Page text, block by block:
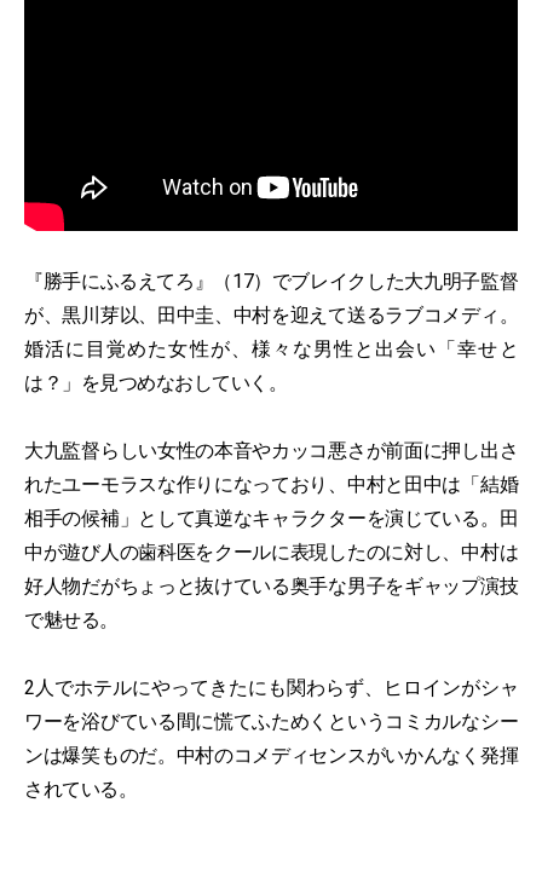
『勝手にふるえてろ』（17）でブレイクした大九明子監督
が、黒川芽以、田中圭、中村を迎えて送るラブコメディ。
婚活に目覚めた女性が、様々な男性と出会い「幸せと
は？」を見つめなおしていく。
大九監督らしい女性の本音やカッコ悪さが前面に押し出さ
れたユーモラスな作りになっており、中村と田中は「結婚
相手の候補」として真逆なキャラクターを演じている。田
中が遊び人の歯科医をクールに表現したのに対し、中村は
好人物だがちょっと抜けている奥手な男子をギャップ演技
で魅せる。
2人でホテルにやってきたにも関わらず、ヒロインがシャ
ワーを浴びている間に慌てふためくというコミカルなシー
ンは爆笑ものだ。中村のコメディセンスがいかんなく発揮
されている。